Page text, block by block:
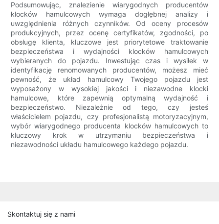
Podsumowując, znalezienie wiarygodnych producentów
klocków hamulcowych wymaga dogłębnej analizy i
uwzględnienia różnych czynników. Od oceny procesów
produkcyjnych, przez ocenę certyfikatów, zgodności, po
obsługę klienta, kluczowe jest priorytetowe traktowanie
bezpieczeństwa i wydajności klocków hamulcowych
wybieranych do pojazdu. Inwestując czas i wysiłek w
identyfikację renomowanych producentów, możesz mieć
pewność, że układ hamulcowy Twojego pojazdu jest
wyposażony w wysokiej jakości i niezawodne klocki
hamulcowe, które zapewnią optymalną wydajność i
bezpieczeństwo. Niezależnie od tego, czy jesteś
właścicielem pojazdu, czy profesjonalistą motoryzacyjnym,
wybór wiarygodnego producenta klocków hamulcowych to
kluczowy krok w utrzymaniu bezpieczeństwa i
niezawodności układu hamulcowego każdego pojazdu.
Skontaktuj się z nami